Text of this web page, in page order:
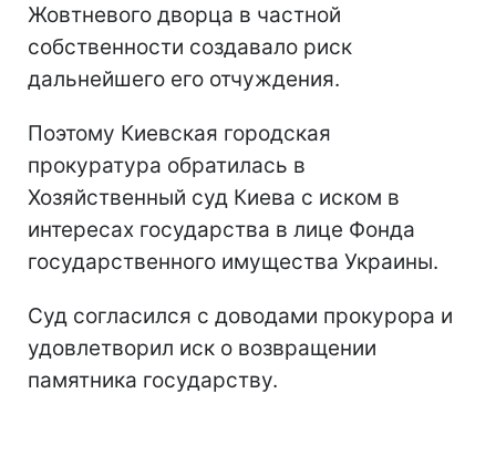
Жовтневого дворца в частной
собственности создавало риск
дальнейшего его отчуждения.
Поэтому Киевская городская
прокуратура обратилась в
Хозяйственный суд Киева с иском в
интересах государства в лице Фонда
государственного имущества Украины.
Суд согласился с доводами прокурора и
удовлетворил иск о возвращении
памятника государству.